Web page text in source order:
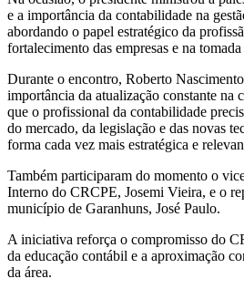
e a importância da contabilidade na
abordando o papel estratégico da
fortalecimento das empresas e na tomada
Durante o encontro, Roberto Nascimento
importância da atualização constante na
que o profissional da contabilidade
do mercado, da legislação e das novas
forma cada vez mais estratégica e
Também participaram do momento o
Interno do CRCPE, Josemi Vieira, e o
município de Garanhuns, José Paulo.
A iniciativa reforça o compromisso do
da educação contábil e a aproximação
da área.